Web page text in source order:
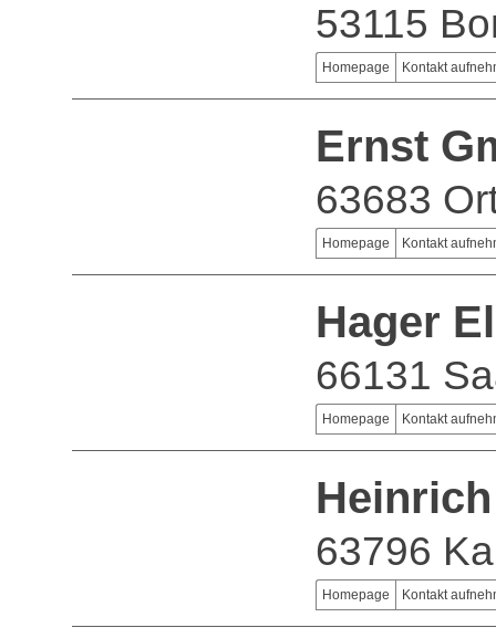
53115
Homepage Kontakt
Ernst
63683
Homepage Kontakt
Hager
66131
Homepage Kontakt
63796
Homepage Kontakt